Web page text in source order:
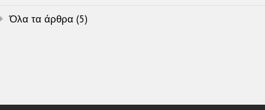
Όλα τα άρθρα (5)